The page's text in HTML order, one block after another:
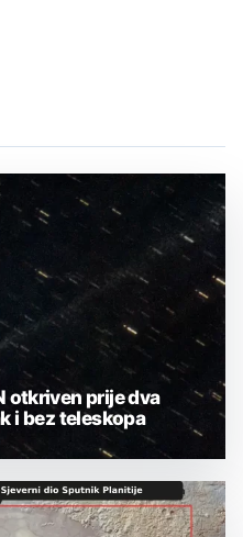
otkriven prije dva
i bez teleskopa